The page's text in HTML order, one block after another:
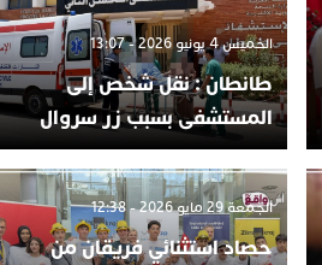
الخميس 4 يونيو 2026 - 13:07
طانطان : نقل شخص إلى
المستشفى بسبب زر سروال
الجمعة 29 مايو 2026 - 12:38
حصاد استثنائي فريقان من